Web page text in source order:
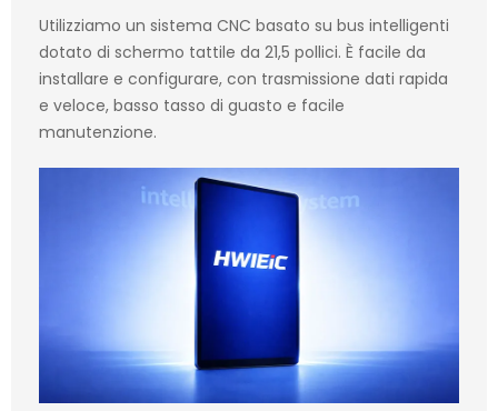
Utilizziamo un sistema CNC basato su bus intelligenti
dotato di schermo tattile da 21,5 pollici. È facile da
installare e configurare, con trasmissione dati rapida
e veloce, basso tasso di guasto e facile
manutenzione.